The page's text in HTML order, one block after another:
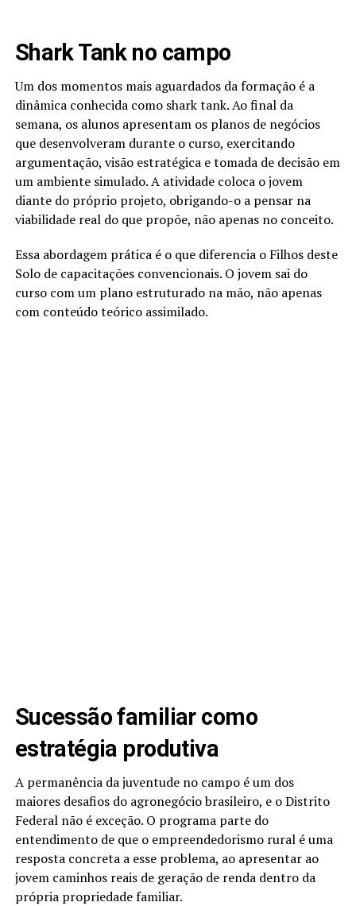
Shark Tank no campo
Um dos momentos mais aguardados da formação é a
dinâmica conhecida como shark tank. Ao final da
semana, os alunos apresentam os planos de negócios
que desenvolveram durante o curso, exercitando
argumentação, visão estratégica e tomada de decisão em
um ambiente simulado. A atividade coloca o jovem
diante do próprio projeto, obrigando-o a pensar na
viabilidade real do que propõe, não apenas no conceito.
Essa abordagem prática é o que diferencia o Filhos deste
Solo de capacitações convencionais. O jovem sai do
curso com um plano estruturado na mão, não apenas
com conteúdo teórico assimilado.
Sucessão familiar como
estratégia produtiva
A permanência da juventude no campo é um dos
maiores desafios do agronegócio brasileiro, e o Distrito
Federal não é exceção. O programa parte do
entendimento de que o empreendedorismo rural é uma
resposta concreta a esse problema, ao apresentar ao
jovem caminhos reais de geração de renda dentro da
própria propriedade familiar.